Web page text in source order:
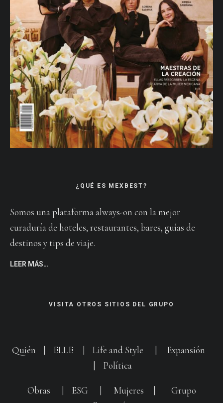
¿QUÉ ES MEXBEST?
Somos una plataforma always-on con la mejor
curaduría de hoteles, restaurantes, bares, guías de
destinos y tips de viaje.
LEER MÁS…
VISITA OTROS SITIOS DEL GRUPO
Quién ELLE Life and Style
Expansión
Política
Obras ESG Mujeres
Grupo